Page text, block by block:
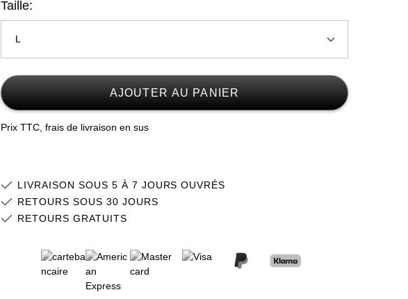
Taille:
L
M Stock faible
2XL
3XL
AJOUTER AU PANIER
Prix TTC, frais de livraison en sus
LIVRAISON SOUS 5 À 7 JOURS OUVRÉS
RETOURS SOUS 30 JOURS
RETOURS GRATUITS